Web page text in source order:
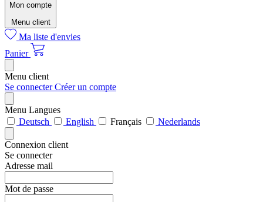
Mon compte
Menu client
Ma liste d'envies
Panier
Menu client
Se connecterCréer un compte
Menu Langues
Deutsch
English Français Nederlands
Connexion client
Se connecter
Adresse mail
Mot de passe